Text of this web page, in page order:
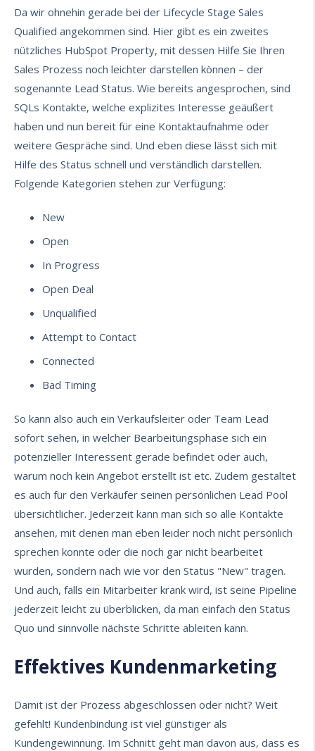
Da wir ohnehin gerade bei der Lifecycle Stage Sales
Qualified angekommen sind. Hier gibt es ein zweites
nützliches HubSpot Property, mit dessen Hilfe Sie Ihren
Sales Prozess noch leichter darstellen können – der
sogenannte Lead Status. Wie bereits angesprochen, sind
SQLs Kontakte, welche explizites Interesse geäußert
haben und nun bereit für eine Kontaktaufnahme oder
weitere Gespräche sind. Und eben diese lässt sich mit
Hilfe des Status schnell und verständlich darstellen.
Folgende Kategorien stehen zur Verfügung:
New
Open
In Progress
Open Deal
Unqualified
Attempt to Contact
Connected
Bad Timing
So kann also auch ein Verkaufsleiter oder Team Lead
sofort sehen, in welcher Bearbeitungsphase sich ein
potenzieller Interessent gerade befindet oder auch,
warum noch kein Angebot erstellt ist etc. Zudem gestaltet
es auch für den Verkäufer seinen persönlichen Lead Pool
übersichtlicher. Jederzeit kann man sich so alle Kontakte
ansehen, mit denen man eben leider noch nicht persönlich
sprechen konnte oder die noch gar nicht bearbeitet
wurden, sondern nach wie vor den Status "New" tragen.
Und auch, falls ein Mitarbeiter krank wird, ist seine Pipeline
jederzeit leicht zu überblicken, da man einfach den Status
Quo und sinnvolle nächste Schritte ableiten kann.
Effektives Kundenmarketing
Damit ist der Prozess abgeschlossen oder nicht? Weit
gefehlt! Kundenbindung ist viel günstiger als
Kundengewinnung. Im Schnitt geht man davon aus, dass es